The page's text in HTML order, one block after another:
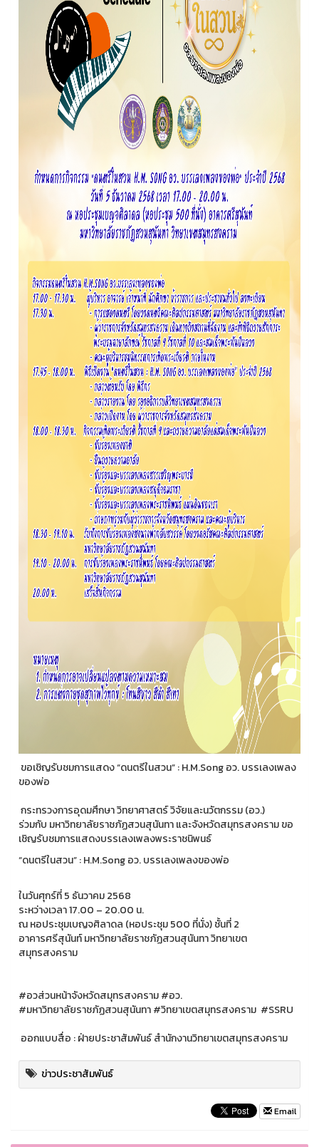
ขอเชิญรับชมการแสดง “ดนตรีในสวน” : H.M.Song อว. บรรเลงเพลง
ของพ่อ
กระทรวงการอุดมศึกษา วิทยาศาสตร์ วิจัยและนวัตกรรม (อว.)
ร่วมกับ มหาวิทยาลัยราชภัฏสวนสุนันทา และจังหวัดสมุทรสงคราม ขอ
เชิญรับชมการแสดงบรรเลงเพลงพระราชนิพนธ์
“ดนตรีในสวน” : H.M.Song อว. บรรเลงเพลงของพ่อ
ในวันศุกร์ที่ 5 ธันวาคม 2568
ระหว่างเวลา 17.00 – 20.00 น.
ณ หอประชุมเบญจศิลาดล (หอประชุม 500 ที่นั่ง) ชั้นที่ 2
อาคารศรีสุนันท์ มหาวิทยาลัยราชภัฏสวนสุนันทา วิทยาเขต
สมุทรสงคราม
#อวส่วนหน้าจังหวัดสมุทรสงคราม #อว.
#มหาวิทยาลัยราชภัฏสวนสุนันทา #วิทยาเขตสมุทรสงคราม #SSRU
ออกแบบสื่อ : ฝ่ายประชาสัมพันธ์ สำนักงานวิทยาเขตสมุทรสงคราม
ข่าวประชาสัมพันธ์
Email